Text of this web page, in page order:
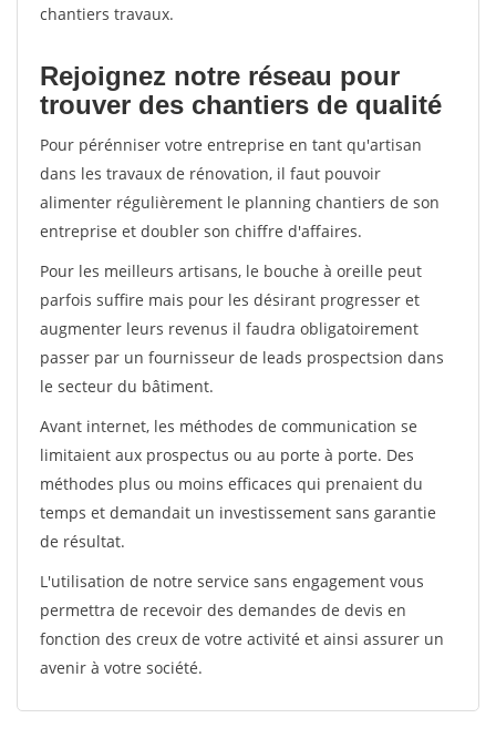
chantiers travaux.
Rejoignez notre réseau pour
trouver des chantiers de qualité
Pour pérénniser votre entreprise en tant qu'artisan
dans les travaux de rénovation, il faut pouvoir
alimenter régulièrement le planning chantiers de son
entreprise et doubler son chiffre d'affaires.
Pour les meilleurs artisans, le bouche à oreille peut
parfois suffire mais pour les désirant progresser et
augmenter leurs revenus il faudra obligatoirement
passer par un fournisseur de leads prospectsion dans
le secteur du bâtiment.
Avant internet, les méthodes de communication se
limitaient aux prospectus ou au porte à porte. Des
méthodes plus ou moins efficaces qui prenaient du
temps et demandait un investissement sans garantie
de résultat.
L'utilisation de notre service sans engagement vous
permettra de recevoir des demandes de devis en
fonction des creux de votre activité et ainsi assurer un
avenir à votre société.